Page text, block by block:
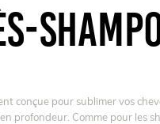
conçue pour sublimer vos
profondeur. Comme pour les